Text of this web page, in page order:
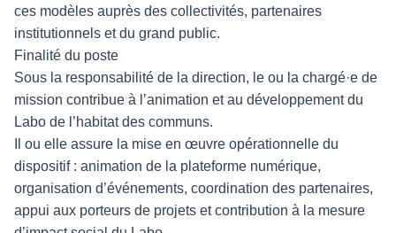
ces modèles auprès des collectivités, partenaires
institutionnels et du grand public.
Finalité du poste
Sous la responsabilité de la direction, le ou la chargé·e de
mission contribue à l’animation et au développement du
Labo de l’habitat des communs.
Il ou elle assure la mise en œuvre opérationnelle du
dispositif : animation de la plateforme numérique,
organisation d’événements, coordination des partenaires,
appui aux porteurs de projets et contribution à la mesure